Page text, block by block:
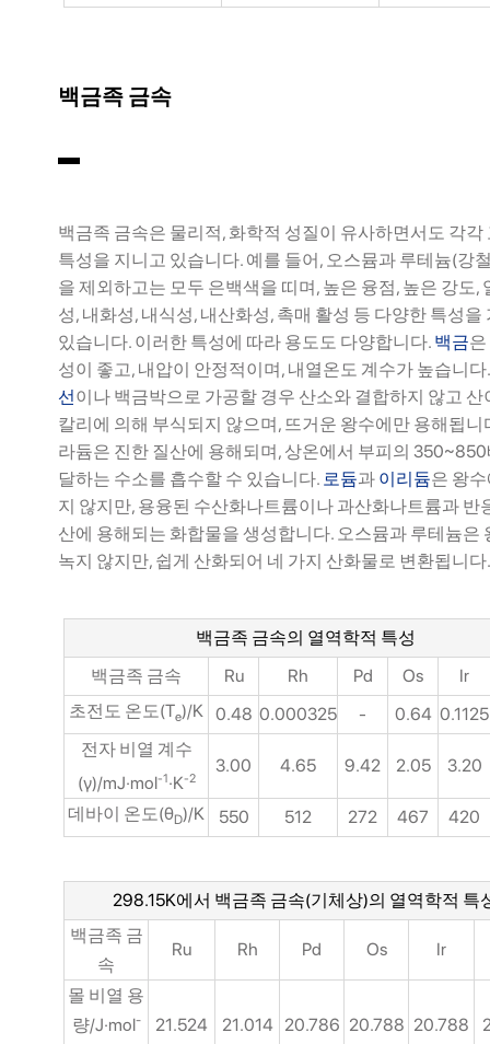
백금족 금속
백금족 금속은 물리적, 화학적 성질이 유사하면서도 각각
특성을 지니고 있습니다. 예를 들어, 오스뮴과 루테늄(강
을 제외하고는 모두 은백색을 띠며, 높은 융점, 높은 강도,
성, 내화성, 내식성, 내산화성, 촉매 활성 등 다양한 특성을
있습니다. 이러한 특성에 따라 용도도 다양합니다. 백금
성이 좋고, 내압이 안정적이며, 내열온도 계수가 높습니
선이나 백금박으로 가공할 경우 산소와 결합하지 않고 산
칼리에 의해 부식되지 않으며, 뜨거운 왕수에만 용해됩니
라듐은 진한 질산에 용해되며, 상온에서 부피의
달하는 수소를 흡수할 수 있습니다. 로듐과 이리듐은 왕
지 않지만, 용융된 수산화나트륨이나 과산화나트륨과 반
산에 용해되는 화합물을 생성합니다. 오스뮴과 루테늄은
녹지 않지만, 쉽게 산화되어 네 가지 산화물로 변환됩니다.
백금족 금속의 열역학적 특성
백금족 금속
Ru Rh Pd Os
Ir
초전도 온도(Te)/K 0.48 0.000325 - 0.64 0.1125
전자 비열 계수
(γ)/mJ·mol-1·K-2
3.00 4.65 9.42 2.05 3.20
데바이 온도(θD)/K 550 512 272 467 420
298.15K에서 백금족 금속(기체상)의 열역학적 특
백금족 금
속
Ru Rh Pd Os Ir
몰 비열 용
량/J·mol-
21.524 21.014 20.786 20.788 20.788